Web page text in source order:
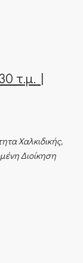
τ.μ. |
Χαλκιδικής,
Διοίκηση